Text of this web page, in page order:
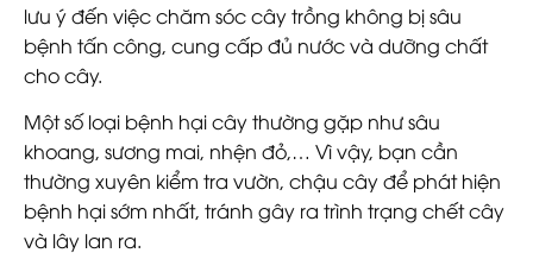
lưu ý đến việc chăm sóc cây trồng không bị sâu
bệnh tấn công, cung cấp đủ nước và dưỡng chất
cho cây.
Một số loại bệnh hại cây thường gặp như sâu
khoang, sương mai, nhện đỏ,… Vì vậy, bạn cần
thường xuyên kiểm tra vườn, chậu cây để phát hiện
bệnh hại sớm nhất, tránh gây ra trình trạng chết cây
và lây lan ra.